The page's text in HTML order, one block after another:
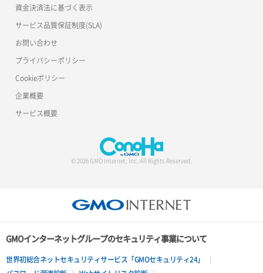
資金決済法に基づく表示
サービス品質保証制度(SLA)
お問い合わせ
プライバシーポリシー
Cookieポリシー
企業概要
サービス概要
© 2026 GMO Internet, Inc. All Rights Reserved.
GMOインターネットグループのセキュリティ事業について
世界初総合ネットセキュリティサービス「GMOセキュリティ24」